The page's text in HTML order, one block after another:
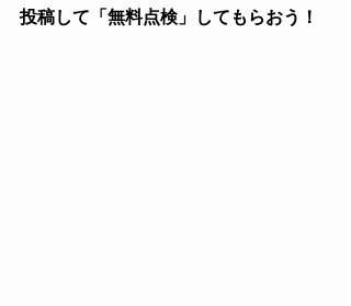
投稿して「無料点検」してもらおう！